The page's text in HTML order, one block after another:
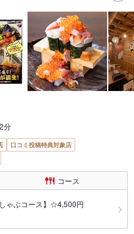
分
口コミ投稿特典対象店
コース
ゃぶコース】☆4,500円